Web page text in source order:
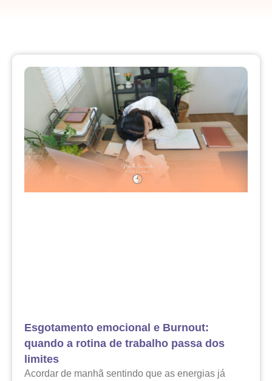
Esgotamento emocional e Burnout:
quando a rotina de trabalho passa dos
limites
Acordar de manhã sentindo que as energias já